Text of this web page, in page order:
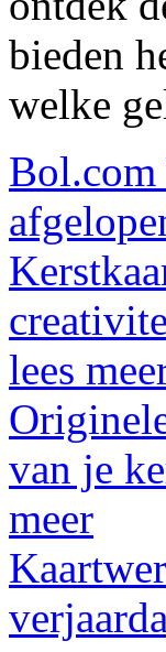
bieden
welke
Bol.com
lees
van je
meer